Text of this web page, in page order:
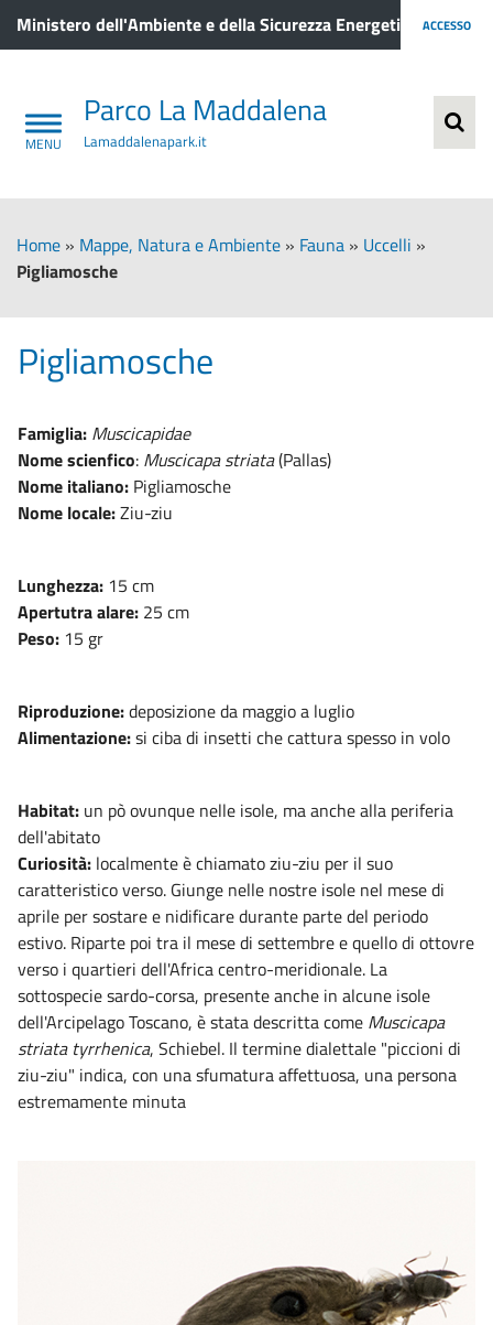
Ministero dell'Ambiente e della Sicurezza Energetica ACCESSO
Parco La Maddalena
Lamaddalenapark.it
Home » Mappe, Natura e Ambiente » Fauna » Uccelli »
Pigliamosche
Pigliamosche
Famiglia: Muscicapidae
Nome scienfico: Muscicapa striata(Pallas)
Nome italiano: Pigliamosche
Nome locale:Ziu-ziu
Lunghezza: 15 cm
Apertutra alare: 25 cm
Peso: 15 gr
Riproduzione:deposizione da maggio a luglio
Alimentazione:si ciba di insetti che cattura spesso in volo
Habitat: un pò ovunque nelle isole, ma anche alla periferia
dell'abitato
Curiosità: localmente è chiamato ziu-ziu per il suo
caratteristico verso. Giunge nelle nostre isole nel mese di
aprile per sostare e nidificare durante parte del periodo
estivo. Riparte poi tra il mese di settembre e quello di ottovre
verso i quartieri dell'Africa centro-meridionale. La
sottospecie sardo-corsa, presente anche in alcune isole
dell'Arcipelago Toscano, è stata descritta come Muscicapa
striata tyrrhenica, Schiebel. Il termine dialettale "piccioni di
ziu-ziu" indica, con una sfumatura affettuosa, una persona
estremamente minuta